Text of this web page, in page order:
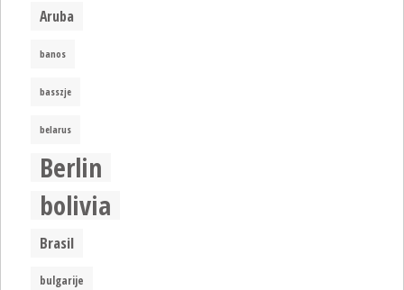
Aruba
banos
basszje
belarus
Berlin
bolivia
Brasil
bulgarije